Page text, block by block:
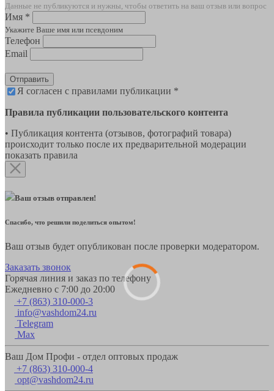
Данные не публикуются и нужны, чтобы ответить на ваш отзыв или вопрос
Имя *
Укажите Ваше имя или псевдоним
Телефон
Email
Отправить
Я согласен с правилами публикации *
Правила публикации пользовательского контента
• Публикация контента (отзывов, фотографий товара)
происходит только после их предварительной модерации
показать правила
Ваш отзыв отправлен!
Спасибо, что решили поделиться опытом!
Ваш отзыв будет опубликован после проверки модератором.
Заказать звонок
Горячая линия и заказ по телефону
Ежедневно с 7:00 до 20:00
+7 (863) 310-000-3
info@vashdom24.ru
Telegram
Max
Ваш Дом Профи - отдел оптовых продаж
+7 (863) 310-000-4
opt@vashdom24.ru